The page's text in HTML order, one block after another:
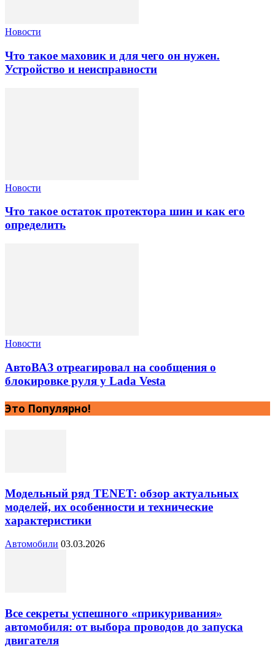
Новости
Что такое маховик и для чего он нужен.
Устройство и неисправности
Новости
Что такое остаток протектора шин и как его
определить
Новости
АвтоВАЗ отреагировал на сообщения о
блокировке руля у Lada Vesta
Это Популярно!
Модельный ряд TENET: обзор актуальных
моделей, их особенности и технические
характеристики
Автомобили 03.03.2026
Все секреты успешного «прикуривания»
автомобиля: от выбора проводов до запуска
двигателя